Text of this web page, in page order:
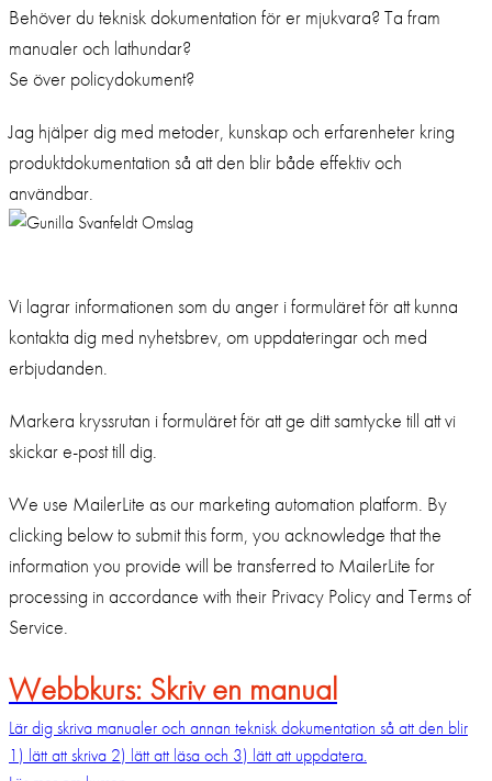
Behöver du teknisk dokumentation för er mjukvara? Ta fram
manualer och lathundar?
Se över policydokument?
Jag hjälper dig med metoder, kunskap och erfarenheter kring
produktdokumentation så att den blir både effektiv och
användbar.
Vi lagrar informationen som du anger i formuläret för att kunna
kontakta dig med nyhetsbrev, om uppdateringar och med
erbjudanden.
Markera kryssrutan i formuläret för att ge ditt samtycke till att vi
skickar e-post till dig.
We use MailerLite as our marketing automation platform. By
clicking below to submit this form, you acknowledge that the
information you provide will be transferred to MailerLite for
processing in accordance with their Privacy Policy and Terms of
Service.
Webbkurs: Skriv en manual
Lär dig skriva manualer och annan teknisk dokumentation så att den blir
1) lätt att skriva 2) lätt att läsa och 3) lätt att uppdatera.